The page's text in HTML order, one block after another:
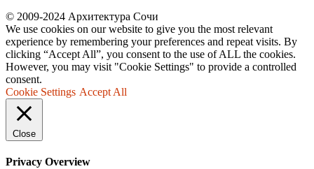
© 2009-2024 Архитектура Сочи
We use cookies on our website to give you the most relevant
experience by remembering your preferences and repeat visits. By
clicking “Accept All”, you consent to the use of ALL the cookies.
However, you may visit "Cookie Settings" to provide a controlled
consent.
Cookie Settings Accept All
Close
Privacy Overview